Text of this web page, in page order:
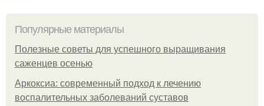
Популярные материалы
Полезные советы для успешного выращивания
саженцев осенью
Аркоксиа: современный подход к лечению
воспалительных заболеваний суставов